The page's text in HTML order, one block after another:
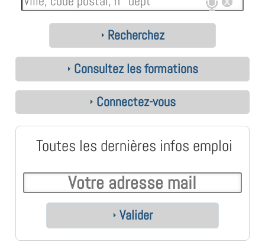
Recherchez
Consultez les formations
Connectez-vous
Toutes les dernières infos emploi
Valider